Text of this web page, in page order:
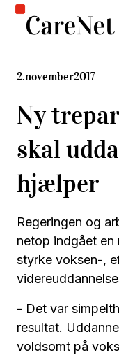
2.november2017
Ny
skal
hjælper
Regeringen og
netop indgået en
styrke voksen-,
- Det var
resultat.
voldsomt på